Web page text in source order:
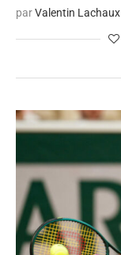
parValentin Lachaux